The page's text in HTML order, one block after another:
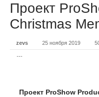
Проект
Christmas
zevs 25 ноября 2019
---
Проект ProShow